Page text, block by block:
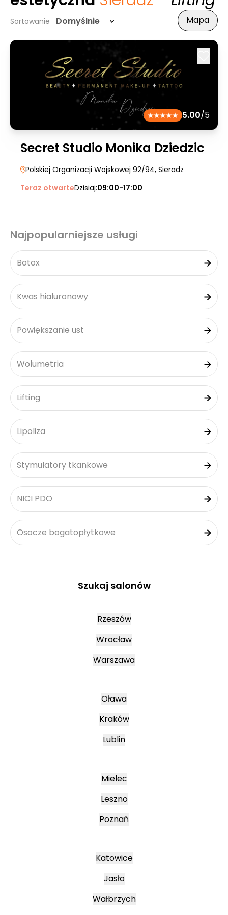
Sortowanie Domyślnie Mapa
5.00/5
Secret Studio Monika Dziedzic
Polskiej Organizacji Wojskowej 92/94, Sieradz
Teraz otwarteDzisiaj:09:00-17:00
Najpopularniejsze usługi
Botox
Kwas hialuronowy
Powiększanie ust
Wolumetria
Lifting
Lipoliza
Stymulatory tkankowe
NICI PDO
Osocze bogatopłytkowe
Szukaj salonów
Rzeszów
Wrocław
Warszawa
Oława
Kraków
Lublin
Mielec
Leszno
Poznań
Katowice
Jasło
Wałbrzych